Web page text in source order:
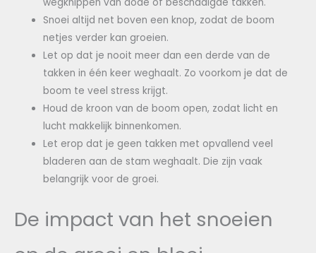
Snoei altijd net boven een knop, zodat de boom
netjes verder kan groeien.
Let op dat je nooit meer dan een derde van de
takken in één keer weghaalt. Zo voorkom je dat de
boom te veel stress krijgt.
Houd de kroon van de boom open, zodat licht en
lucht makkelijk binnenkomen.
Let erop dat je geen takken met opvallend veel
bladeren aan de stam weghaalt. Die zijn vaak
belangrijk voor de groei.
De impact van het snoeien